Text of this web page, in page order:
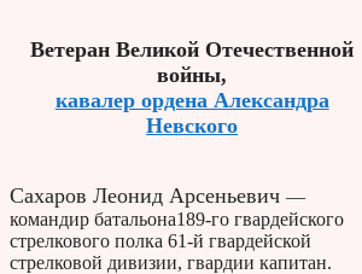
Ветеран Великой Отечественной
войны,
кавалер ордена Александра
Невского
Сахаров Леонид Арсеньевич —
командир батальона189-го гвардейского
стрелкового полка 61-й гвардейской
стрелковой дивизии, гвардии капитан.